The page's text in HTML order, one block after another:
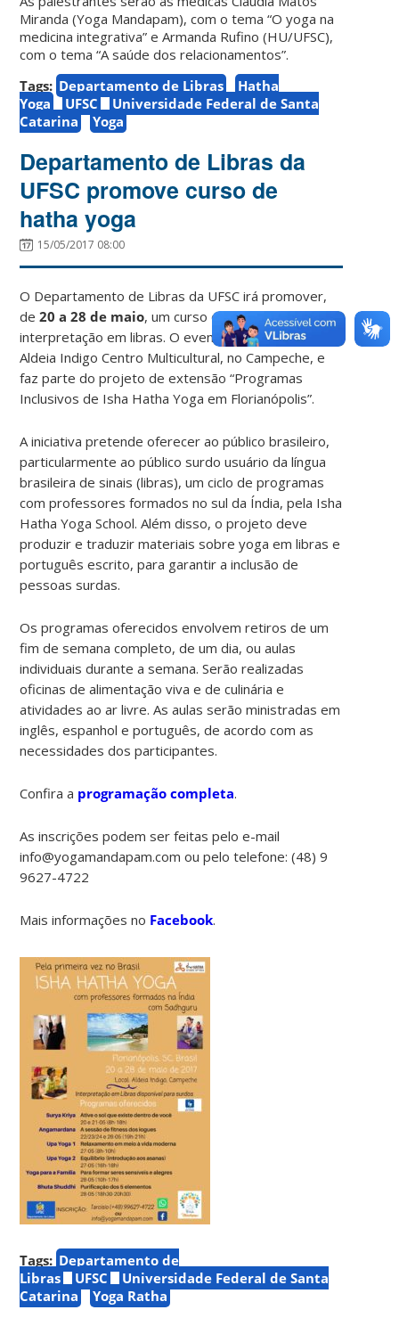
Miranda (Yoga Mandapam), com o tema “O yoga na
medicina integrativa” e Armanda Rufino (HU/UFSC),
com o tema “A saúde dos relacionamentos”.
Tags: Departamento de Libras
Hatha
Yoga
UFSC
Universidade Federal de Santa
Catarina
Yoga
Departamento de Libras da
UFSC promove curso de
hatha yoga
15/05/2017 08:00
O Departamento de Libras da UFSC irá promover,
de20 a 28 de maio, um curso de Hatha Yoga com
interpretação em libras. O evento será realizado na
Aldeia Indigo Centro Multicultural, no Campeche, e
faz parte do projeto de extensão “Programas
Inclusivos de Isha Hatha Yoga em Florianópolis”.
A iniciativa pretende oferecer ao público brasileiro,
particularmente ao público surdo usuário da língua
brasileira de sinais (libras), um ciclo de programas
com professores formados no sul da Índia, pela Isha
Hatha Yoga School. Além disso, o projeto deve
produzir e traduzir materiais sobre yoga em libras e
português escrito, para garantir a inclusão de
pessoas surdas.
Os programas oferecidos envolvem retiros de um
fim de semana completo, de um dia, ou aulas
individuais durante a semana. Serão realizadas
oficinas de alimentação viva e de culinária e
atividades ao ar livre. As aulas serão ministradas em
inglês, espanhol e português, de acordo com as
necessidades dos participantes.
Confira a programação completa.
As inscrições podem ser feitas pelo e-mail
info@yogamandapam.com ou pelo telefone: (48) 9
9627-4722
Mais informações no Facebook.
Tags: Departamento de
Libras
UFSC
Universidade Federal de Santa
Catarina
Yoga Ratha